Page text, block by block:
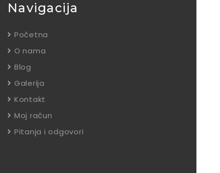
Navigacija
Početna
O nama
Blog
Galerija
Kontakt
Moj račun
Pitanja i odgovori